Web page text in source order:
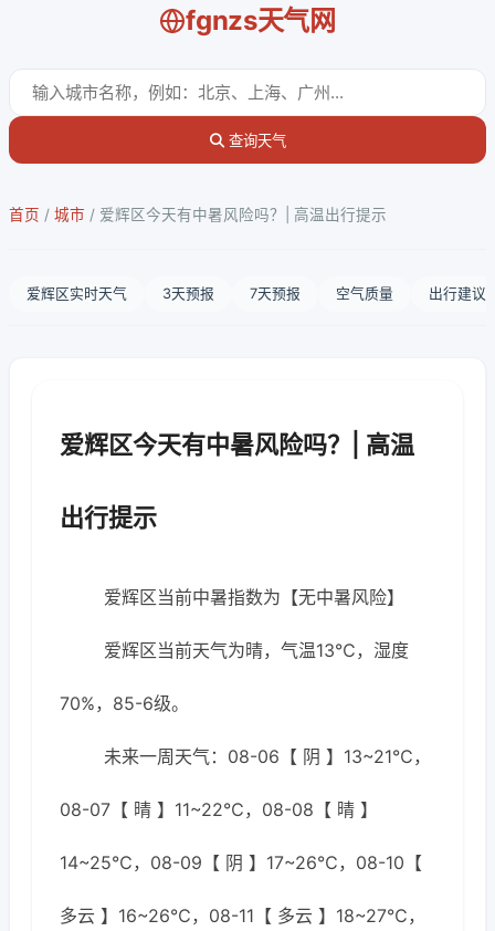
fgnzs天气网
查询天气
首页 / 城市 / 爱辉区今天有中暑风险吗？| 高温出行提示
爱辉区实时天气 3天预报 7天预报 空气质量 出行建议
爱辉区今天有中暑风险吗？| 高温
出行提示
爱辉区当前中暑指数为【无中暑风险】
爱辉区当前天气为晴，气温13℃，湿度
70%，85-6级。
未来一周天气：08-06【 阴 】13~21℃，
08-07【 晴 】11~22℃，08-08【 晴 】
14~25℃，08-09【 阴 】17~26℃，08-10【
多云 】16~26℃，08-11【 多云 】18~27℃，